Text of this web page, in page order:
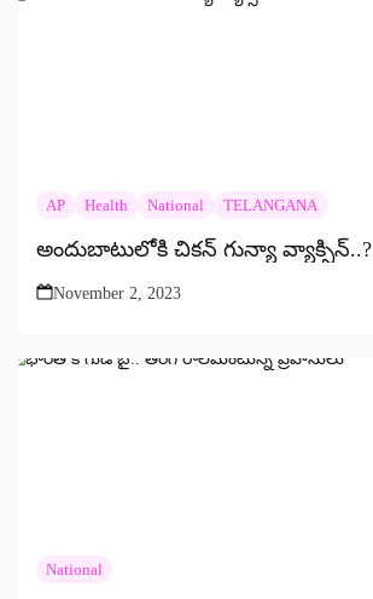
AP Health National TELANGANA
అందుబాటులోకి చికన్‌ గున్యా వ్యాక్సిన్‌..?
November 2, 2023
National